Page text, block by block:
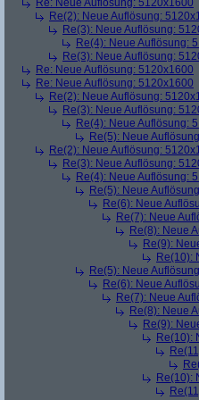
Re: Neue Auflösung: 5120x1600
Re(2): Neue Auflösung:
Re(3): Neue Auflösung:
Re(4): Neue Auflösung:
Re(3): Neue Auflösung:
Re: Neue Auflösung: 5120x1600
Re: Neue Auflösung: 5120x1600
Re(2): Neue Auflösung:
Re(3): Neue Auflösung:
Re(4): Neue Auflösung:
Re(5): Neue
Re(2): Neue Auflösung:
Re(3): Neue Auflösung:
Re(4): Neue Auflösung:
Re(5): Neue
Re(6): Neue
Re(7): Neue
Re(8): Neue
Re(9):
Re(10):
Re(5): Neue
Re(6): Neue
Re(7): Neue
Re(8): Neue
Re(9):
Re(10):
Re(10):